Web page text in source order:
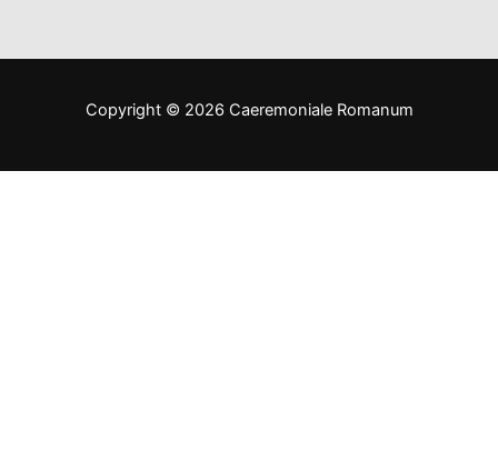
Copyright © 2026 Caeremoniale Romanum